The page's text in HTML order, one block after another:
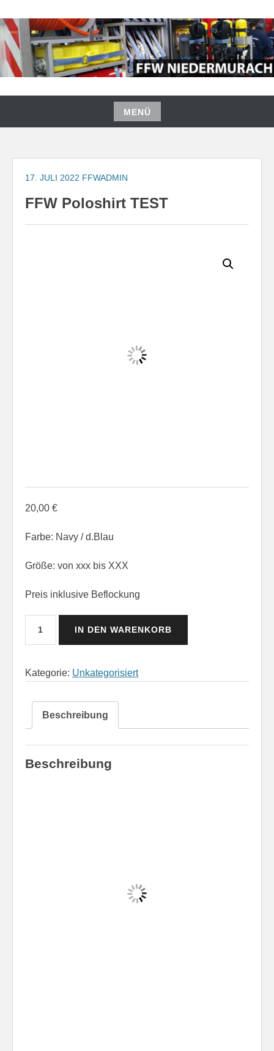
Inhalt
springen
FREIWILLIGE FEUERWEHR
NIEDERMURACH
MENÜ
Zum
springen
17. JULI 2022 FFWADMIN
FFW Poloshirt TEST
20,00 €
Farbe: Navy / d.Blau
Größe: von xxx bis XXX
Preis inklusive Beflockung
Menge
IN DEN WARENKORB
Kategorie: Unkategorisiert
Beschreibung
Beschreibung